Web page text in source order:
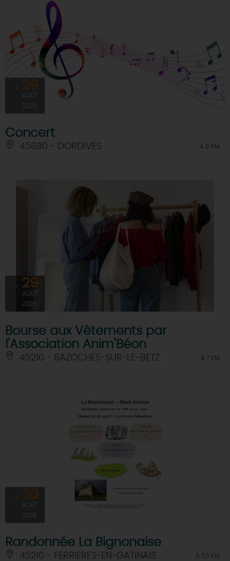
29
AOÛT
2026
Concert
45680 - DORDIVES À 9 KM
29
AOÛT
2026
Bourse aux Vêtements par
l'Association Anim'Béon
45210 - BAZOCHES-SUR-LE-BETZ À 7 KM
30
AOÛT
2026
Randonnée La Bignonaise
45210 - FERRIERES-EN-GATINAIS À 5.5 KM